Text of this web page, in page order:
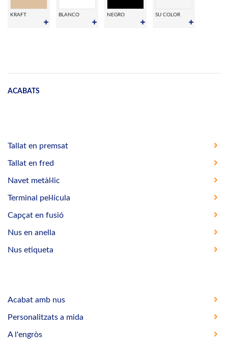
KRAFT BLANCO NEGRO SU COLOR
ACABATS
Tallat en premsat
Tallat en fred
Navet metàl·lic
Terminal pel·lícula
Capçat en fusió
Nus en anella
Nus etiqueta
Acabat amb nus
Personalitzats a mida
A l'engròs